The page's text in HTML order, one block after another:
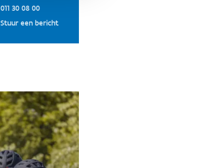
011 30 08 00
Stuur een bericht